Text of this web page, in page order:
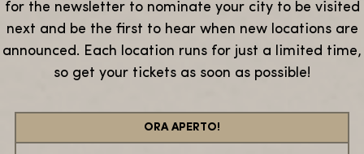
for the newsletter to nominate your city to be visited
next and be the first to hear when new locations are
announced. Each location runs for just a limited time,
so get your tickets as soon as possible!
ORA APERTO!